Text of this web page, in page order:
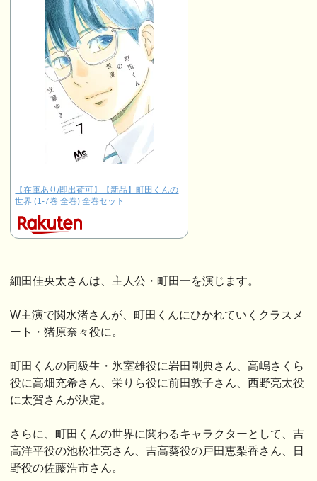
【在庫あり/即出荷可】【新品】町田くんの
世界 (1-7巻 全巻) 全巻セット
細田佳央太さんは、主人公・町田一を演じます。
W主演で関水渚さんが、町田くんにひかれていくクラスメ
ート・猪原奈々役に。
町田くんの同級生・氷室雄役に岩田剛典さん、高嶋さくら
役に高畑充希さん、栄りら役に前田敦子さん、西野亮太役
に太賀さんが決定。
さらに、町田くんの世界に関わるキャラクターとして、吉
高洋平役の池松壮亮さん、吉高葵役の戸田恵梨香さん、日
野役の佐藤浩市さん。